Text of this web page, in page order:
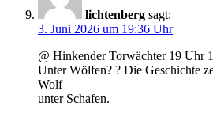
lichtenberg sagt:
3. Juni 2026 um 19:36 Uhr
@ Hinkender Torwächter 19 Uhr
Unter Wölfen? ? Die Geschichte
Wolf
unter Schafen.